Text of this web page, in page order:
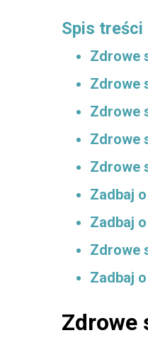
Spis treści
Zdrowe
Zdrowe
Zdrowe
Zdrowe
Zdrowe
Zadbaj
Zadbaj
Zdrowe
Zadbaj
Zdrowe